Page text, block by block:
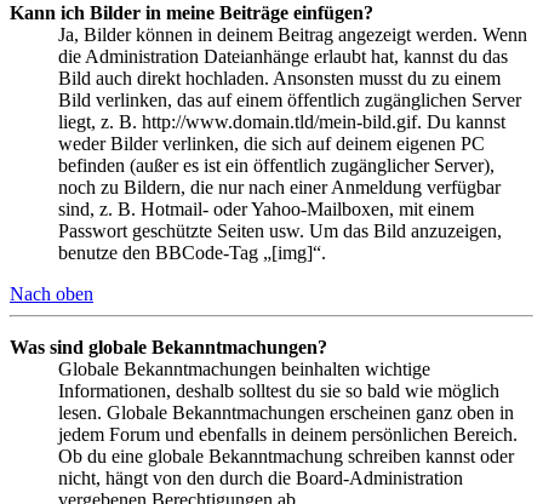
Kann ich Bilder in meine Beiträge einfügen?
Ja, Bilder können in deinem Beitrag angezeigt werden. Wenn
die Administration Dateianhänge erlaubt hat, kannst du das
Bild auch direkt hochladen. Ansonsten musst du zu einem
Bild verlinken, das auf einem öffentlich zugänglichen Server
liegt, z. B. http://www.domain.tld/mein-bild.gif. Du kannst
weder Bilder verlinken, die sich auf deinem eigenen PC
befinden (außer es ist ein öffentlich zugänglicher Server),
noch zu Bildern, die nur nach einer Anmeldung verfügbar
sind, z. B. Hotmail- oder Yahoo-Mailboxen, mit einem
Passwort geschützte Seiten usw. Um das Bild anzuzeigen,
benutze den BBCode-Tag „[img]“.
Nach oben
Was sind globale Bekanntmachungen?
Globale Bekanntmachungen beinhalten wichtige
Informationen, deshalb solltest du sie so bald wie möglich
lesen. Globale Bekanntmachungen erscheinen ganz oben in
jedem Forum und ebenfalls in deinem persönlichen Bereich.
Ob du eine globale Bekanntmachung schreiben kannst oder
nicht, hängt von den durch die Board-Administration
vergebenen Berechtigungen ab.